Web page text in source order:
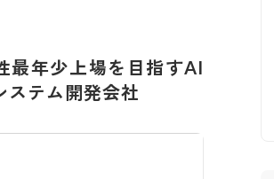
最年少上場を目指すAI
ステム開発会社